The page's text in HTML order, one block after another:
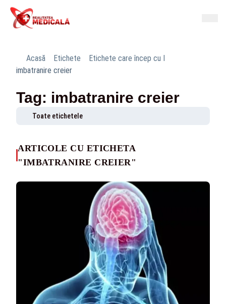
Acasă Etichete
Etichete care încep cu I
imbatranire creier
Tag: imbatranire creier
Toate etichetele
ARTICOLE CU ETICHETA
"IMBATRANIRE CREIER"